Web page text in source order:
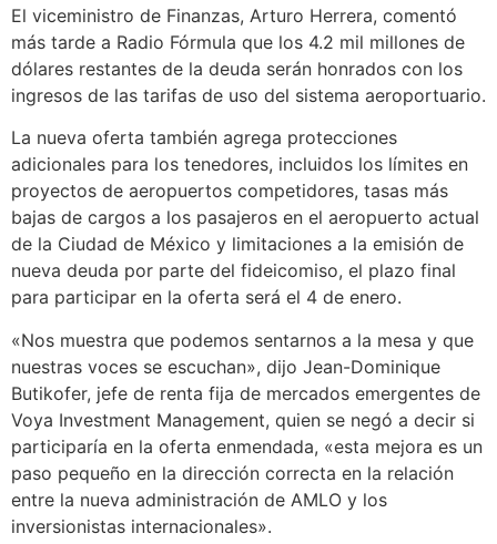
El viceministro de Finanzas, Arturo Herrera, comentó
más tarde a Radio Fórmula que los 4.2 mil millones de
dólares restantes de la deuda serán honrados con los
ingresos de las tarifas de uso del sistema aeroportuario.
La nueva oferta también agrega protecciones
adicionales para los tenedores, incluidos los límites en
proyectos de aeropuertos competidores, tasas más
bajas de cargos a los pasajeros en el aeropuerto actual
de la Ciudad de México y limitaciones a la emisión de
nueva deuda por parte del fideicomiso, el plazo final
para participar en la oferta será el 4 de enero.
«Nos muestra que podemos sentarnos a la mesa y que
nuestras voces se escuchan», dijo Jean-Dominique
Butikofer, jefe de renta fija de mercados emergentes de
Voya Investment Management, quien se negó a decir si
participaría en la oferta enmendada, «esta mejora es un
paso pequeño en la dirección correcta en la relación
entre la nueva administración de AMLO y los
inversionistas internacionales».